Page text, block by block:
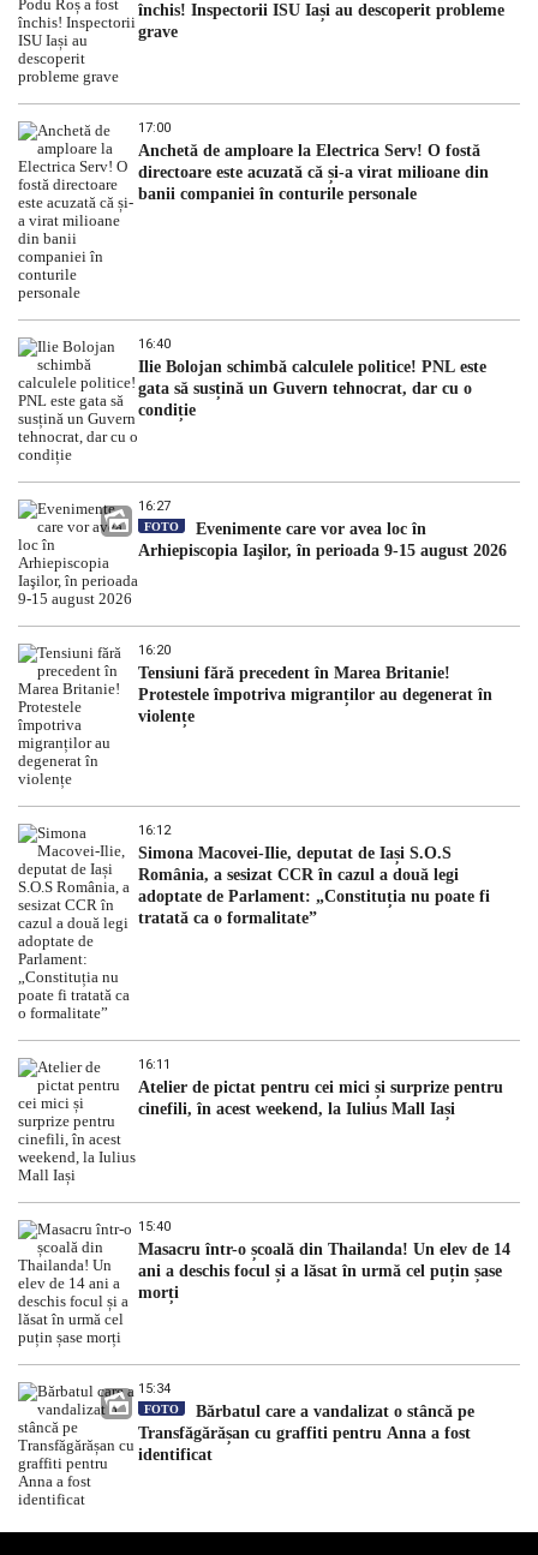
închis! Inspectorii ISU Iași au descoperit probleme
grave
17:00
Anchetă de amploare la Electrica Serv! O fostă
directoare este acuzată că și-a virat milioane din
banii companiei în conturile personale
16:40
Ilie Bolojan schimbă calculele politice! PNL este
gata să susțină un Guvern tehnocrat, dar cu o
condiție
16:27
FOTO
Evenimente care vor avea loc în
Arhiepiscopia Iaşilor, în perioada 9-15 august 2026
16:20
Tensiuni fără precedent în Marea Britanie!
Protestele împotriva migranților au degenerat în
violențe
16:12
Simona Macovei-Ilie, deputat de Iași S.O.S
România, a sesizat CCR în cazul a două legi
adoptate de Parlament: „Constituția nu poate fi
tratată ca o formalitate”
16:11
Atelier de pictat pentru cei mici și surprize pentru
cinefili, în acest weekend, la Iulius Mall Iași
15:40
Masacru într-o școală din Thailanda! Un elev de 14
ani a deschis focul și a lăsat în urmă cel puțin șase
morți
15:34
FOTO
Bărbatul care a vandalizat o stâncă pe
Transfăgărășan cu graffiti pentru Anna a fost
identificat